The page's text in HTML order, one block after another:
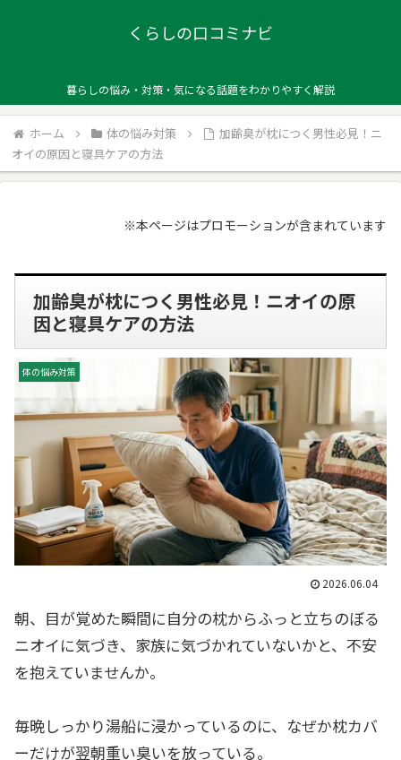
くらしの口コミナビ
暮らしの悩み・対策・気になる話題をわかりやすく解説
ホーム 体の悩み対策
加齢臭が枕につく男性必見！ニ
オイの原因と寝具ケアの方法
※本ページはプロモーションが含まれています
加齢臭が枕につく男性必見！ニオイの原
因と寝具ケアの方法
体の悩み対策
2026.06.04
朝、目が覚めた瞬間に自分の枕からふっと立ちのぼる
ニオイに気づき、家族に気づかれていないかと、不安
を抱えていませんか。
毎晩しっかり湯船に浸かっているのに、なぜか枕カバ
ーだけが翌朝重い臭いを放っている。